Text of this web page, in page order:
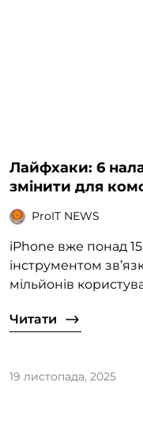
Лайфхаки: 6
змінити для
ProIT NEWS
iPhone вже понад
інструментом
мільйонів
Читати
19 листопада, 2025